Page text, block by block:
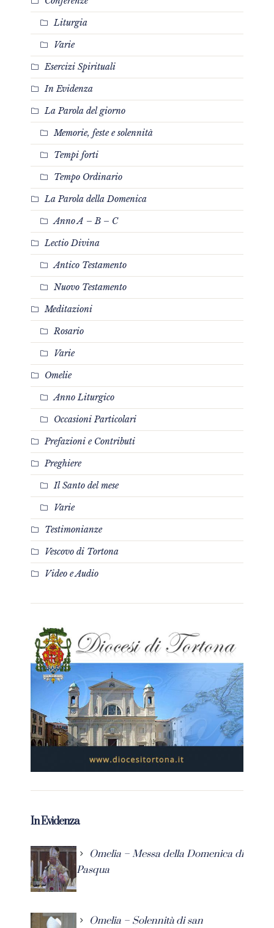
Liturgia
Varie
Esercizi Spirituali
In Evidenza
La Parola del giorno
Memorie, feste e solennità
Tempi forti
Tempo Ordinario
La Parola della Domenica
Anno A – B – C
Lectio Divina
Antico Testamento
Nuovo Testamento
Meditazioni
Rosario
Varie
Omelie
Anno Liturgico
Occasioni Particolari
Prefazioni e Contributi
Preghiere
Il Santo del mese
Varie
Testimonianze
Vescovo di Tortona
Video e Audio
In Evidenza
Omelia – Messa della Domenica di
Pasqua
Omelia – Solennità di san